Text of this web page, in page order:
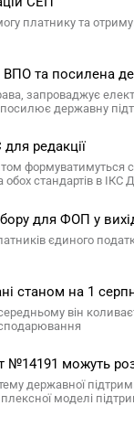
платнику та
та посилена
запроваджує
державну
редакції
формуватимуться
обох стандартів в
для ФОП у
єдиного
станом на 1
він
№14191 можуть
державної
моделі